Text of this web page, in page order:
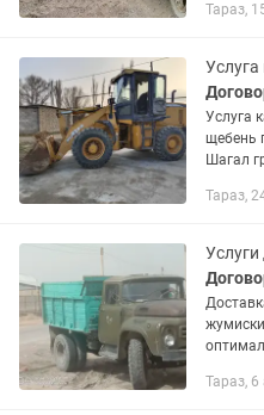
Тараз,
Услуга
щебень
Шагал
балас
Тараз,
Тараз, 6